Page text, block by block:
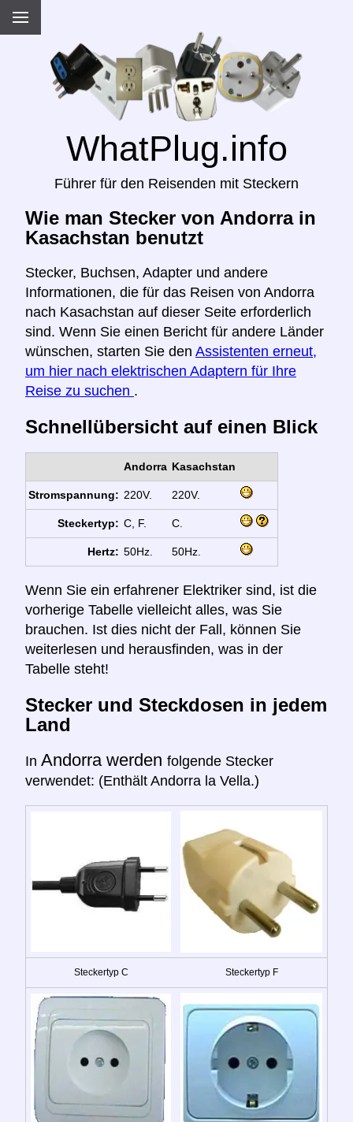
WhatPlug.info
Führer für den Reisenden mit Steckern
Wie man Stecker von Andorra in
Kasachstan benutzt
Stecker, Buchsen, Adapter und andere
Informationen, die für das Reisen von Andorra
nach Kasachstan auf dieser Seite erforderlich
sind. Wenn Sie einen Bericht für andere Länder
wünschen, starten Sie den Assistenten erneut,
um hier nach elektrischen Adaptern für Ihre
Reise zu suchen .
Schnellübersicht auf einen Blick
Andorra Kasachstan
Stromspannung: 220V. 220V.
Steckertyp: C, F. C.
Hertz: 50Hz. 50Hz.
Wenn Sie ein erfahrener Elektriker sind, ist die
vorherige Tabelle vielleicht alles, was Sie
brauchen. Ist dies nicht der Fall, können Sie
weiterlesen und herausfinden, was in der
Tabelle steht!
Stecker und Steckdosen in jedem
Land
In Andorra werden folgende Stecker
verwendet: (Enthält Andorra la Vella.)
Steckertyp C Steckertyp F